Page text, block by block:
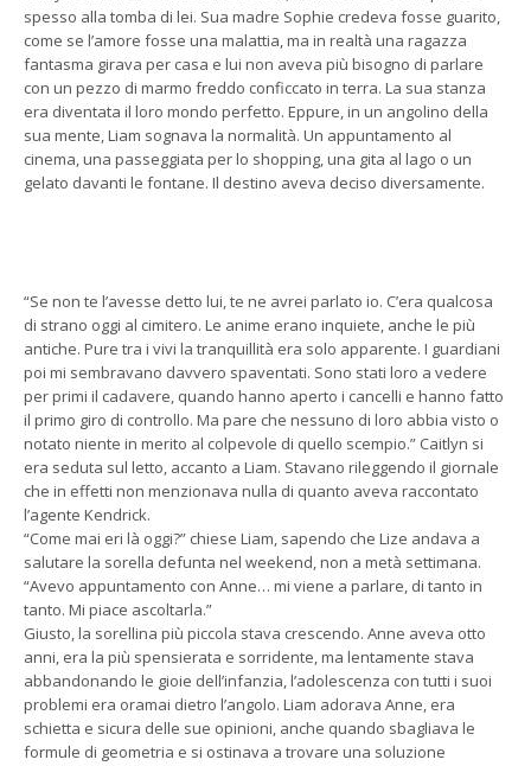
spesso alla tomba di lei. Sua madre Sophie credeva fosse guarito,
come se l’amore fosse una malattia, ma in realtà una ragazza
fantasma girava per casa e lui non aveva più bisogno di parlare
con un pezzo di marmo freddo conficcato in terra. La sua stanza
era diventata il loro mondo perfetto. Eppure, in un angolino della
sua mente, Liam sognava la normalità. Un appuntamento al
cinema, una passeggiata per lo shopping, una gita al lago o un
gelato davanti le fontane. Il destino aveva deciso diversamente.
“Se non te l’avesse detto lui, te ne avrei parlato io. C’era qualcosa
di strano oggi al cimitero. Le anime erano inquiete, anche le più
antiche. Pure tra i vivi la tranquillità era solo apparente. I guardiani
poi mi sembravano davvero spaventati. Sono stati loro a vedere
per primi il cadavere, quando hanno aperto i cancelli e hanno fatto
il primo giro di controllo. Ma pare che nessuno di loro abbia visto o
notato niente in merito al colpevole di quello scempio.” Caitlyn si
era seduta sul letto, accanto a Liam. Stavano rileggendo il giornale
che in effetti non menzionava nulla di quanto aveva raccontato
l’agente Kendrick.
“Come mai eri là oggi?” chiese Liam, sapendo che Lize andava a
salutare la sorella defunta nel weekend, non a metà settimana.
“Avevo appuntamento con Anne… mi viene a parlare, di tanto in
tanto. Mi piace ascoltarla.”
Giusto, la sorellina più piccola stava crescendo. Anne aveva otto
anni, era la più spensierata e sorridente, ma lentamente stava
abbandonando le gioie dell’infanzia, l’adolescenza con tutti i suoi
problemi era oramai dietro l’angolo. Liam adorava Anne, era
schietta e sicura delle sue opinioni, anche quando sbagliava le
formule di geometria e si ostinava a trovare una soluzione